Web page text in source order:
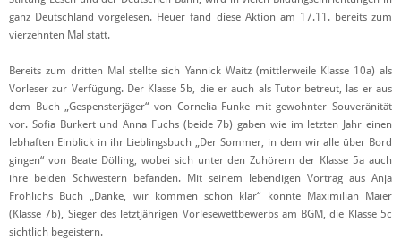
ganz Deutschland vorgelesen. Heuer fand diese Aktion am 17.11. bereits zum
vierzehnten Mal statt.
Bereits zum dritten Mal stellte sich Yannick Waitz (mittlerweile Klasse 10a) als
Vorleser zur Verfügung. Der Klasse 5b, die er auch als Tutor betreut, las er aus
dem Buch „Gespensterjäger“ von Cornelia Funke mit gewohnter Souveränität
vor. Sofia Burkert und Anna Fuchs (beide 7b) gaben wie im letzten Jahr einen
lebhaften Einblick in ihr Lieblingsbuch „Der Sommer, in dem wir alle über Bord
gingen“ von Beate Dölling, wobei sich unter den Zuhörern der Klasse 5a auch
ihre beiden Schwestern befanden. Mit seinem lebendigen Vortrag aus Anja
Fröhlichs Buch „Danke, wir kommen schon klar“ konnte Maximilian Maier
(Klasse 7b), Sieger des letztjährigen Vorlesewettbewerbs am BGM, die Klasse 5c
sichtlich begeistern.